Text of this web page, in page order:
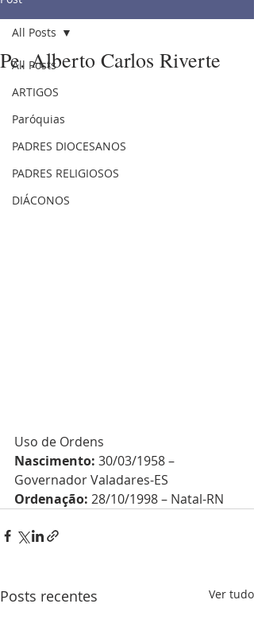
All Posts
ARTIGOS
Paróquias
PADRES DIOCESANOS
PADRES RELIGIOSOS
DIÁCONOS
All Posts
Pe. Alberto Carlos Riverte
Uso de Ordens
Nascimento: 30/03/1958 –
Governador Valadares-ES
Ordenação: 28/10/1998 – Natal-RN
Posts recentes Ver tudo